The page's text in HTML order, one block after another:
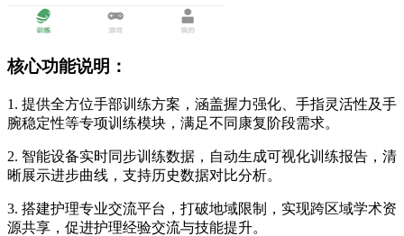
核心功能说明：
1. 提供全方位手部训练方案，涵盖握力强化、手指灵活性及手
腕稳定性等专项训练模块，满足不同康复阶段需求。
2. 智能设备实时同步训练数据，自动生成可视化训练报告，清
晰展示进步曲线，支持历史数据对比分析。
3. 搭建护理专业交流平台，打破地域限制，实现跨区域学术资
源共享，促进护理经验交流与技能提升。